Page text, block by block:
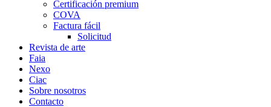
Certificación premium
COVA
Factura fácil
Solicitud
Revista de arte
Faia
Nexo
Ciac
Sobre nosotros
Contacto